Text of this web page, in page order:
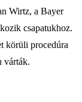
Wirtz, a Bayer
csapatukhoz.
körüli procedúra
várták.